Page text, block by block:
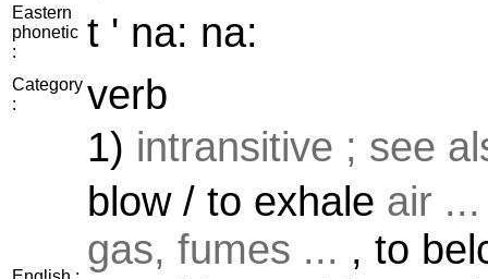
Eastern
phonetic
:
t ' na: na:
Category
:
verb
1) intransitive ; see
blow / to exhale air ...
gas, fumes ... , to